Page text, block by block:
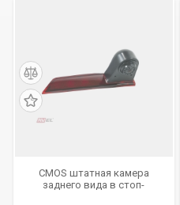
CMOS штатная камера
заднего вида в стоп-